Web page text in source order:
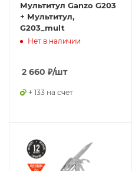
Мультитул Ganzo G203
+ Мультитул,
G203_mult
Нет в наличии
2 660 ₽/шт
+ 133 на счет